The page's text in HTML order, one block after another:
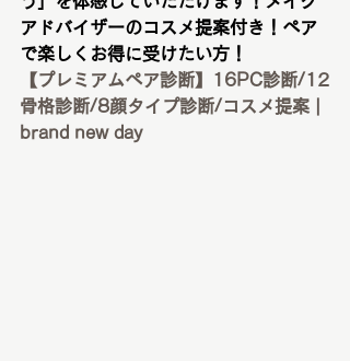
アドバイザーのコスメ提案付き！ペア
で楽しくお得に受けたい方！
【プレミアムペア診断】16PC診断/12
骨格診断/8顔タイプ診断/コスメ提案 |
brand new day